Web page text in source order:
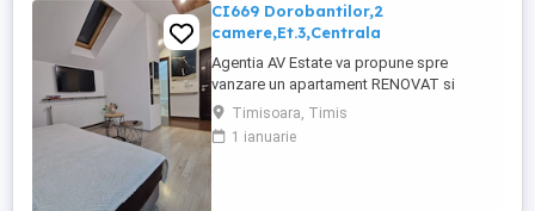
CI669 Dorobantilor,2
camere,Et.3,Centrala
Agentia AV Estate va propune spre
vanzare un apartament RENOVAT si
AMENAJAT, cu 2 camere,decomandat, cu
o suprafata utila de 38 mp, situat la Et.3
din 3,in zona Dorobantilor linga zona
Timisoara, Timis
1 ianuarie